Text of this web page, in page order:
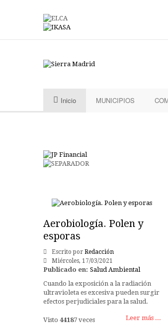
Inicio MUNICIPIOS
Aerobiología. Polen y
esporas
Escrito por Redacción
Miércoles, 17/03/2021
Publicado en: Salud Ambiental
Cuando la exposición a la radiación
ultravioleta es excesiva pueden surgir
efectos perjudiciales para la salud.
Leer más ...
Visto 44187 veces